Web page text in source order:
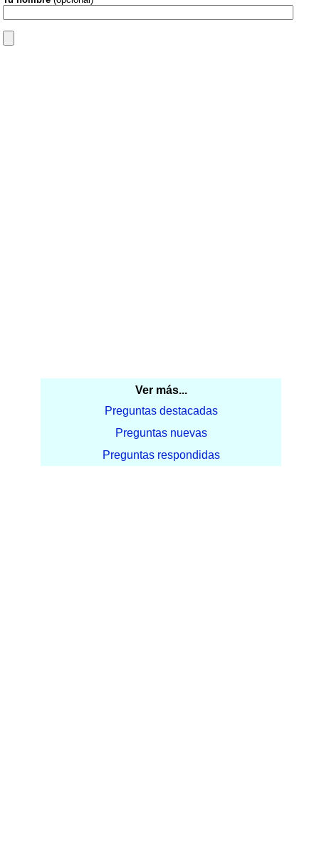
Ver más...
Preguntas destacadas
Preguntas nuevas
Preguntas respondidas